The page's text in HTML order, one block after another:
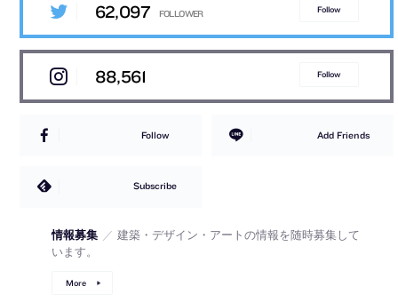
62,097 Follow
88,561 Follow
Follow Add Friends
Subscribe
情報募集 ／ 建築・デザイン・アートの情報を随時募集して
います。
More